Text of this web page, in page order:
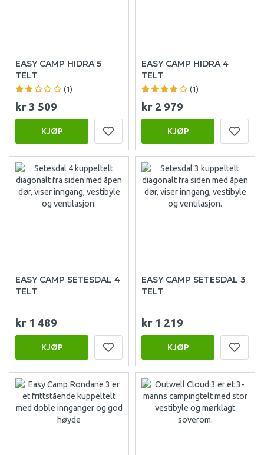
EASY CAMP HIDRA 5
TELT
(1)
kr 3 509
KJØP
EASY CAMP HIDRA 4
TELT
(1)
kr 2 979
KJØP
EASY CAMP SETESDAL 4
TELT
kr 1 489
KJØP
EASY CAMP SETESDAL 3
TELT
kr 1 219
KJØP